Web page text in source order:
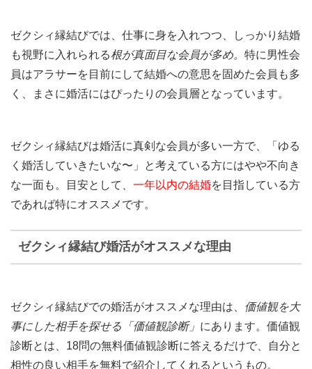
ゼクシィ縁結びでは、仕事に身を入れつつ、しっかり結婚
も視野に入れられる根が真面目な会員が多め。 特に男性会
員はアラサーを目前にして結婚への意思を固めた会員も多
く、まさに婚活にはぴったりの会員層となっています。
ゼクシィ縁結びは婚活に真剣な会員が多い一方で、「ゆる
く婚活していきたいな〜」と考えている方にはやや不向き
な一面も。目安として、 一年以内の結婚を目指している方
であれば特にオススメです。
ゼクシィ縁結び婚活がオススメな理由
ゼクシィ縁結びでの婚活がオススメな理由は、 価値観を大
事にした相手を探せる「価値観診断」 にあります。価値観
診断とは、18問の無料価値観診断に答えるだけで、自分と
相性の良い相手を無料で紹介してくれるというもの。